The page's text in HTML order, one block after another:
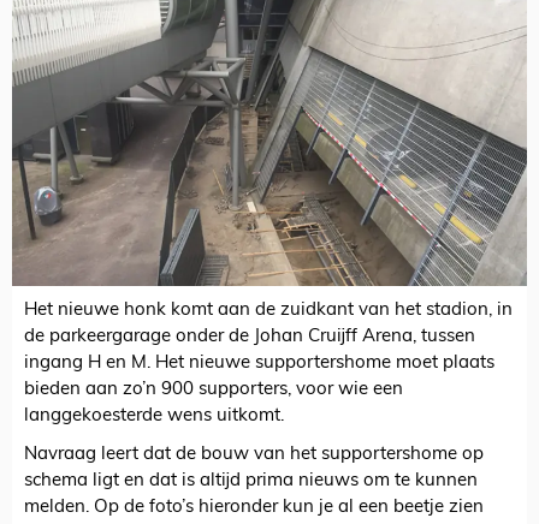
Het nieuwe honk komt aan de zuidkant van het stadion, in
de parkeergarage onder de Johan Cruijff Arena, tussen
ingang H en M. Het nieuwe supportershome moet plaats
bieden aan zo’n 900 supporters, voor wie een
langgekoesterde wens uitkomt.
Navraag leert dat de bouw van het supportershome op
schema ligt en dat is altijd prima nieuws om te kunnen
melden. Op de foto’s hieronder kun je al een beetje zien